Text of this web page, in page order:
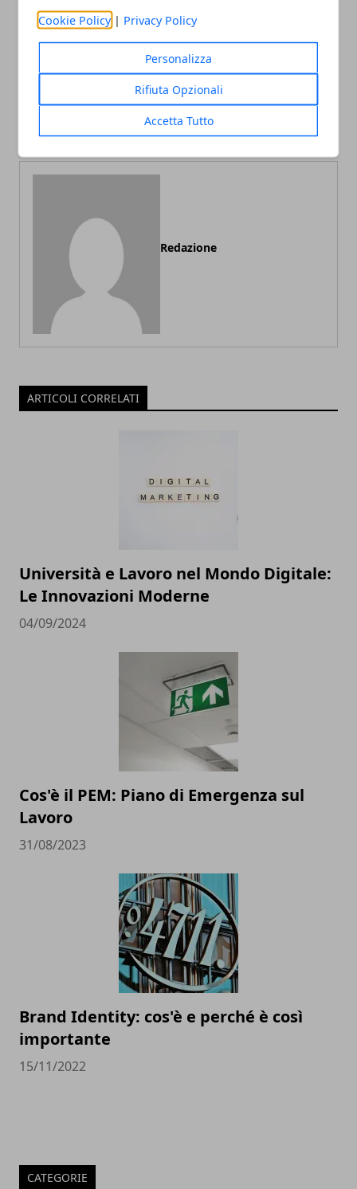
Cookie Policy | Privacy Policy
Personalizza
Rifiuta Opzionali
Accetta Tutto
Natale: come sfruttare la
festività se si utilizza un e-
Noleggio auto a lungo
termine: i motivi del
Redazione
ARTICOLI CORRELATI
Università e Lavoro nel Mondo Digitale:
Le Innovazioni Moderne
04/09/2024
Cos'è il PEM: Piano di Emergenza sul
Lavoro
31/08/2023
Brand Identity: cos'è e perché è così
importante
15/11/2022
CATEGORIE